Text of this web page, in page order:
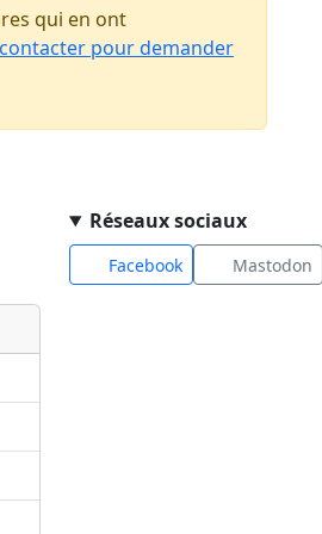
qui en ont
pour demander
Réseaux sociaux
Facebook Mastodon